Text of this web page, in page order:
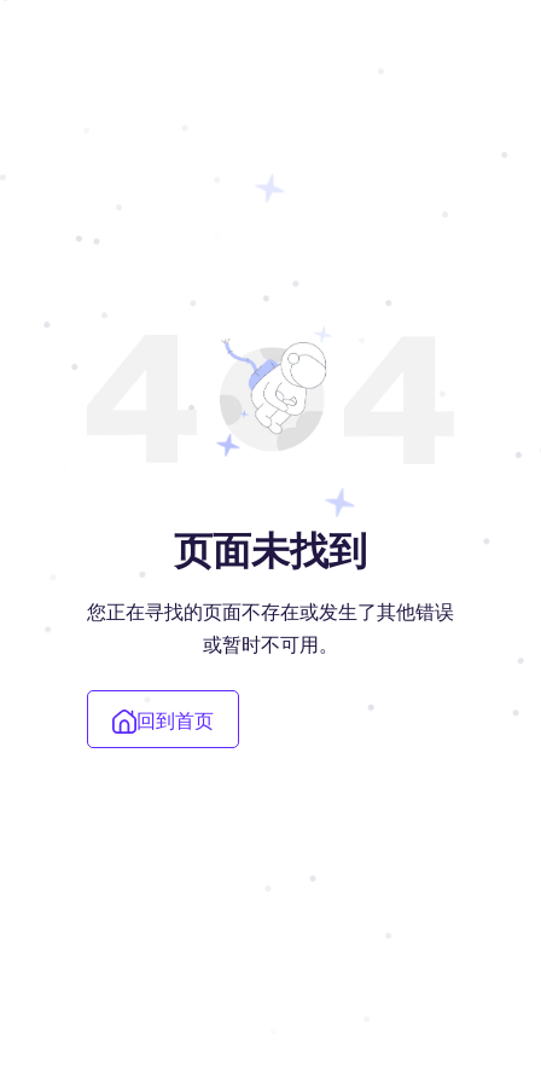
页面未找到
您正在寻找的页面不存在或发生了其他错误
或暂时不可用。
回到首页